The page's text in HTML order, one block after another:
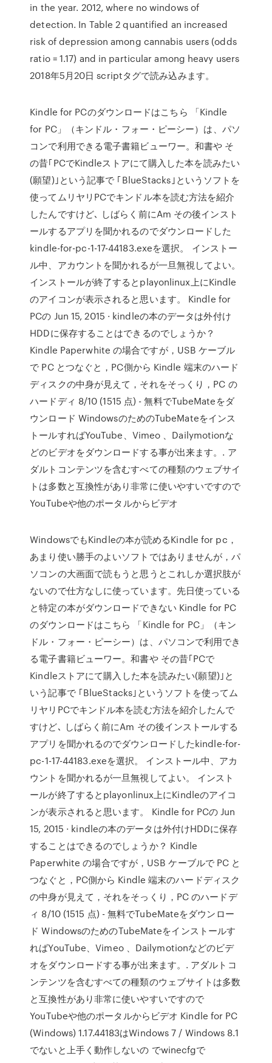
in the year. 2012, where no windows of
detection. In Table 2 quantified an increased
risk of depression among cannabis users (odds
ratio = 1.17) and in particular among heavy users
2018年5月20日 scriptタグで読み込みます。
Kindle for PCのダウンロードはこちら 「Kindle
for PC」（キンドル・フォー・ピーシー）は、パソ
コンで利用できる電子書籍ビューワー。和書や そ
の昔｢PCでKindleストアにて購入した本を読みたい
(願望)｣という記事で ｢BlueStacks｣というソフトを
使ってムリヤリPCでキンドル本を読む方法を紹介
したんですけど､ しばらく前にAm その後インスト
ールするアプリを聞かれるのでダウンロードした
kindle-for-pc-1-17-44183.exeを選択。 インストー
ル中、アカウントを聞かれるが一旦無視してよい。
インストールが終了するとplayonlinux上にKindle
のアイコンが表示されると思います。 Kindle for
PCの Jun 15, 2015 · kindleの本のデータは外付け
HDDに保存することはできるのでしょうか？
Kindle Paperwhite の場合ですが，USB ケーブル
で PC とつなぐと，PC側から Kindle 端末のハード
ディスクの中身が見えて，それをそっくり，PC の
ハードディ 8/10 (1515 点) - 無料でTubeMateをダ
ウンロード WindowsのためのTubeMateをインス
トールすればYouTube、Vimeo 、Dailymotionな
どのビデオをダウンロードする事が出来ます。. ア
ダルトコンテンツを含むすべての種類のウェブサイ
トは多数と互換性があり非常に使いやすいですので
YouTubeや他のポータルからビデオ
WindowsでもKindleの本が読めるKindle for pc，
あまり使い勝手のよいソフトではありませんが，パ
ソコンの大画面で読もうと思うとこれしか選択肢が
ないので仕方なしに使っています。先日使っている
と特定の本がダウンロードできない Kindle for PC
のダウンロードはこちら 「Kindle for PC」（キン
ドル・フォー・ピーシー）は、パソコンで利用でき
る電子書籍ビューワー。和書や その昔｢PCで
Kindleストアにて購入した本を読みたい(願望)｣と
いう記事で ｢BlueStacks｣というソフトを使ってム
リヤリPCでキンドル本を読む方法を紹介したんで
すけど､ しばらく前にAm その後インストールする
アプリを聞かれるのでダウンロードしたkindle-for-
pc-1-17-44183.exeを選択。 インストール中、アカ
ウントを聞かれるが一旦無視してよい。 インスト
ールが終了するとplayonlinux上にKindleのアイコ
ンが表示されると思います。 Kindle for PCの Jun
15, 2015 · kindleの本のデータは外付けHDDに保存
することはできるのでしょうか？ Kindle
Paperwhite の場合ですが，USB ケーブルで PC と
つなぐと，PC側から Kindle 端末のハードディスク
の中身が見えて，それをそっくり，PC のハードデ
ィ 8/10 (1515 点) - 無料でTubeMateをダウンロー
ド WindowsのためのTubeMateをインストールす
ればYouTube、Vimeo 、Dailymotionなどのビデ
オをダウンロードする事が出来ます。. アダルトコ
ンテンツを含むすべての種類のウェブサイトは多数
と互換性があり非常に使いやすいですので
YouTubeや他のポータルからビデオ Kindle for PC
(Windows) 1.17.44183はWindows 7 / Windows 8.1
でないと上手く動作しないの でwinecfgで